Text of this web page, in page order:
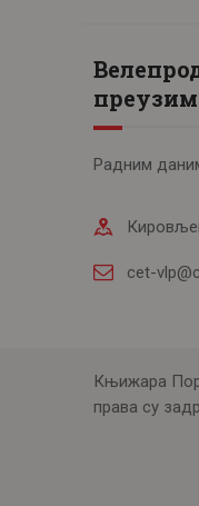
Радним
cet-
Књижара
права су